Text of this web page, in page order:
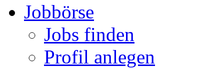
Jobbörse
Jobs finden
Profil anlegen